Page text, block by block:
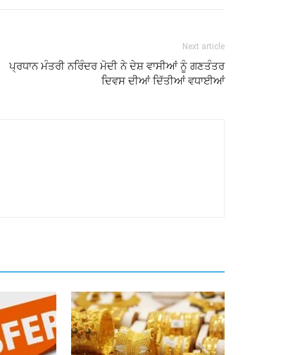
Next article
ਪ੍ਰਧਾਨ ਮੰਤਰੀ ਨਰਿੰਦਰ ਮੋਦੀ ਨੇ ਦੇਸ਼ ਵਾਸੀਆਂ ਨੂੰ ਗਣਤੰਤਰ
ਦਿਵਸ ਦੀਆਂ ਦਿੱਤੀਆਂ ਵਧਾਈਆਂ